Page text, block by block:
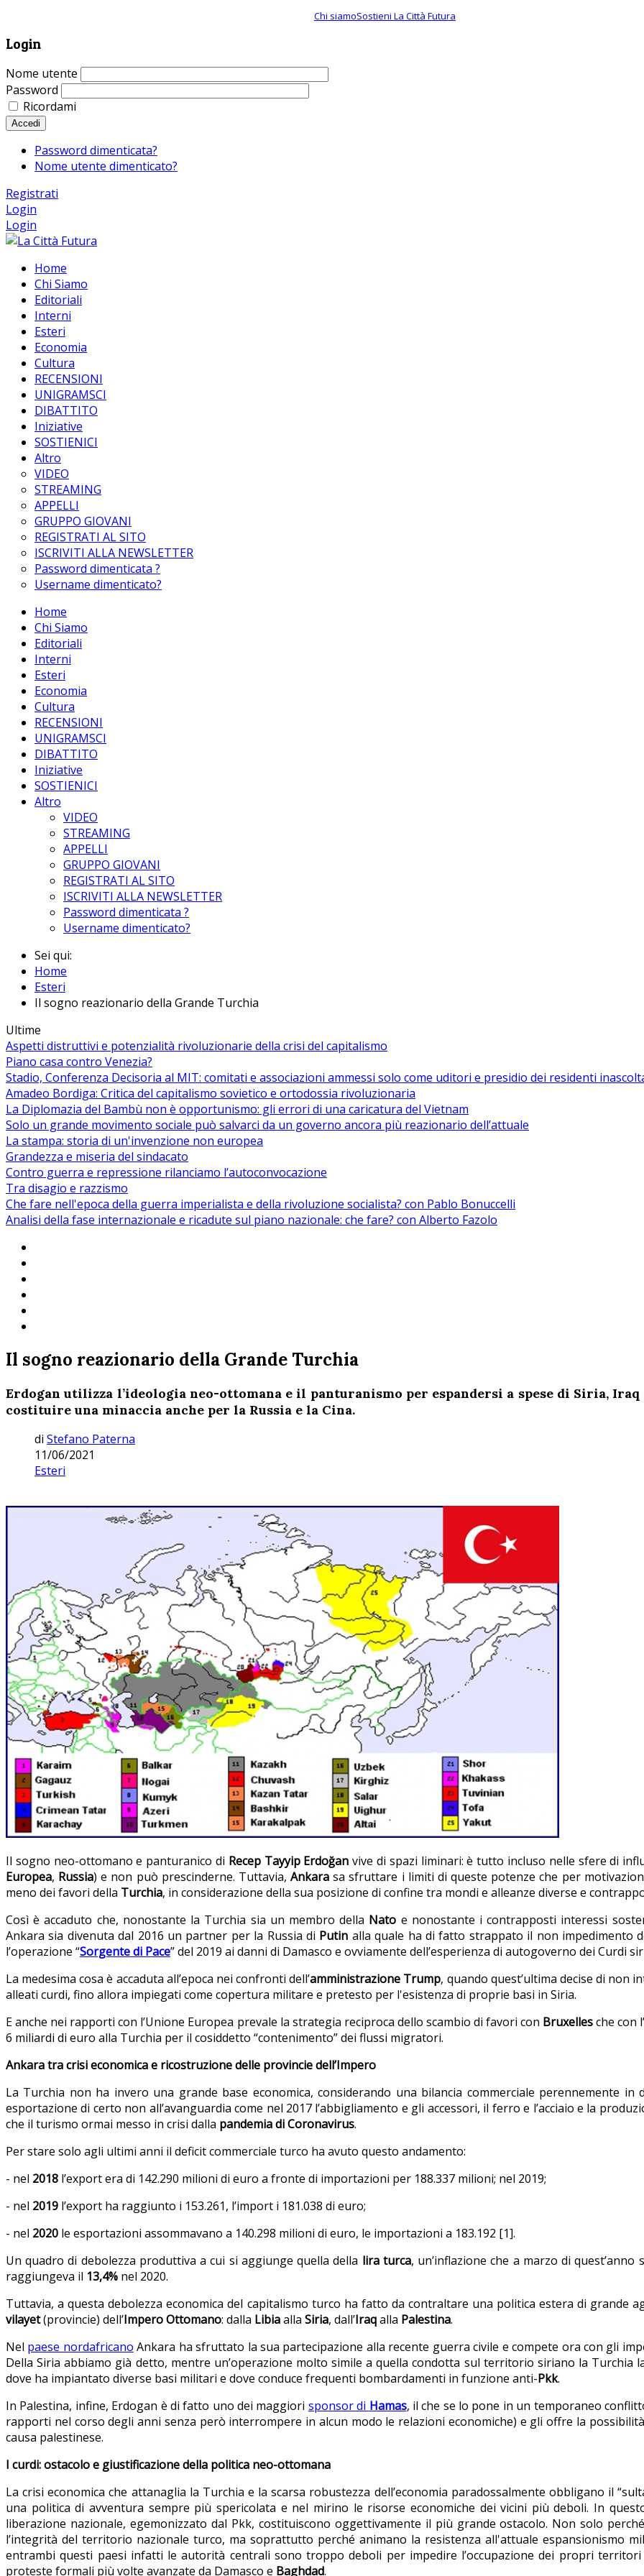
Chi siamoSostieni La Città Futura
Login
Nome utente
Password
Ricordami
Accedi
Password dimenticata?
Nome utente dimenticato?
Registrati
Login
Login
Home
Chi Siamo
Editoriali
Interni
Esteri
Economia
Cultura
RECENSIONI
UNIGRAMSCI
DIBATTITO
Iniziative
SOSTIENICI
Altro
VIDEO
STREAMING
APPELLI
GRUPPO GIOVANI
REGISTRATI AL SITO
ISCRIVITI ALLA NEWSLETTER
Password dimenticata ?
Username dimenticato?
Home
Chi Siamo
Editoriali
Interni
Esteri
Economia
Cultura
RECENSIONI
UNIGRAMSCI
DIBATTITO
Iniziative
SOSTIENICI
Altro
VIDEO
STREAMING
APPELLI
GRUPPO GIOVANI
REGISTRATI AL SITO
ISCRIVITI ALLA NEWSLETTER
Password dimenticata ?
Username dimenticato?
Sei qui:
Home
Esteri
Il sogno reazionario della Grande Turchia
Ultime
Aspetti distruttivi e potenzialità rivoluzionarie della crisi del capitalismo
Piano casa contro Venezia?
Stadio, Conferenza Decisoria al MIT: comitati e associazioni ammessi solo come uditori e presidio dei residenti
Amadeo Bordiga: Critica del capitalismo sovietico e ortodossia rivoluzionaria
La Diplomazia del Bambù non è opportunismo: gli errori di una caricatura del Vietnam
Solo un grande movimento sociale può salvarci da un governo ancora più reazionario dell’attuale
La stampa: storia di un'invenzione non europea
Grandezza e miseria del sindacato
Contro guerra e repressione rilanciamo l’autoconvocazione
Tra disagio e razzismo
Che fare nell'epoca della guerra imperialista e della rivoluzione socialista? con Pablo Bonuccelli
Analisi della fase internazionale e ricadute sul piano nazionale: che fare? con Alberto Fazolo
Il sogno reazionario della Grande Turchia
Erdogan utilizza l’ideologia neo-ottomana e il panturanismo per espandersi a spese di Siria,
costituire una minaccia anche per la Russia e la Cina.
di Stefano Paterna
11/06/2021
Esteri
Il sogno neo-ottomano e panturanico di Recep Tayyip Erdoğan vive di spazi liminari: è tutto incluso nelle sfere di
Europea, Russia) e non può prescinderne. Tuttavia,Ankara sa sfruttare i limiti di queste potenze che per
meno dei favori della Turchia, in considerazione della sua posizione di confine tra mondi e alleanze diverse e
Così è accaduto che, nonostante la Turchia sia un membro della Nato e nonostante i contrapposti interessi
Ankara sia divenuta dal 2016 un partner per la Russia di Putin alla quale ha di fatto strappato il non impedimento
l’operazione “Sorgente di Pace” del 2019 ai danni di Damasco e ovviamente dell’esperienza di autogoverno dei Curdi
La medesima cosa è accaduta all’epoca nei confronti dell’amministrazione Trump, quando quest’ultima decise di non
alleati curdi, fino allora impiegati come copertura militare e pretesto per l'esistenza di proprie basi in Siria.
E anche nei rapporti con l’Unione Europea prevale la strategia reciproca dello scambio di favori con Bruxellesche con
6 miliardi di euro alla Turchia per il cosiddetto “contenimento” dei flussi migratori.
Ankara tra crisi economica e ricostruzione delle provincie dell’Impero
La Turchia non ha invero una grande base economica, considerando una bilancia commerciale perennemente
esportazione di certo non all’avanguardia come nel 2017 l’abbigliamento e gli accessori, il ferro e l’acciaio e la
che il turismo ormai messo in crisi dalla pandemia di Coronavirus.
Per stare solo agli ultimi anni il deficit commerciale turco ha avuto questo andamento:
- nel 2018 l’export era di 142.290 milioni di euro a fronte di importazioni per 188.337 milioni; nel 2019;
- nel 2019 l’export ha raggiunto i 153.261, l’import i 181.038 di euro;
- nel 2020 le esportazioni assommavano a 140.298 milioni di euro, le importazioni a 183.192 [1].
Un quadro di debolezza produttiva a cui si aggiunge quella della lira turca, un’inflazione che a marzo di quest’anno
raggiungeva il 13,4% nel 2020.
Tuttavia, a questa debolezza economica del capitalismo turco ha fatto da contraltare una politica estera di grande
vilayet(provincie) dell’Impero Ottomano: dalla Libiaalla Siria, dall’Iraqalla Palestina.
Nel paese nordafricano Ankara ha sfruttato la sua partecipazione alla recente guerra civile e compete ora con gli
Della Siria abbiamo già detto, mentre un’operazione molto simile a quella condotta sul territorio siriano la Turchia
dove ha impiantato diverse basi militari e dove conduce frequenti bombardamenti in funzione anti-Pkk.
In Palestina, infine, Erdogan è di fatto uno dei maggiori sponsor di Hamas, il che se lo pone in un temporaneo
rapporti nel corso degli anni senza però interrompere in alcun modo le relazioni economiche) e gli offre la
causa palestinese.
I curdi: ostacolo e giustificazione della politica neo-ottomana
La crisi economica che attanaglia la Turchia e la scarsa robustezza dell’economia paradossalmente obbligano il
una politica di avventura sempre più spericolata e nel mirino le risorse economiche dei vicini più deboli. In
liberazione nazionale, egemonizzato dal Pkk, costituiscono oggettivamente il più grande ostacolo. Non solo
l’integrità del territorio nazionale turco, ma soprattutto perché animano la resistenza all'attuale espansionismo
entrambi questi paesi infatti le autorità centrali sono troppo deboli per impedire l’occupazione dei propri territori
proteste formali più volte avanzate da Damasco e Baghdad.